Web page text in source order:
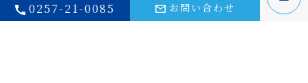
0257-21-0085 お問い合わせ
施工実績